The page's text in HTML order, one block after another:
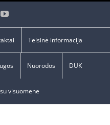
YouTube
Teisinė informacija
Nuorodos DUK
visuomene